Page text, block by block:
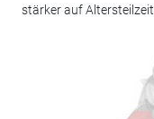
stärker auf